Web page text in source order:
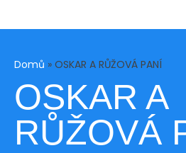
Domů » OSKAR A RŮŽOVÁ PANÍ
OSKAR A
RŮŽOVÁ